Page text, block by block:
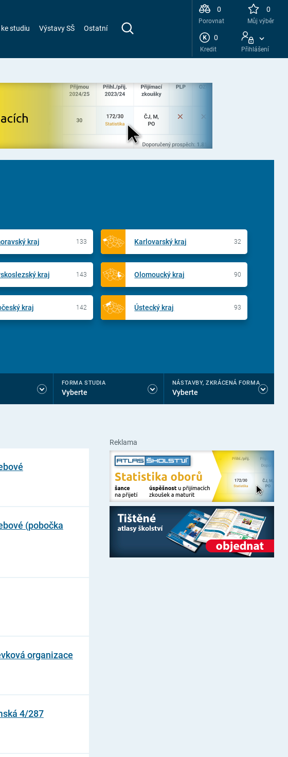
studiu Výstavy SŠ Ostatní
0
Porovnat
0
Můj výběr
0
Kredit Přihlášení
kraj 133 Karlovarský kraj 32
kraj 143 Olomoucký kraj 90
kraj 142 Ústecký kraj 93
FORMA STUDIA
Vyberte
NÁSTAVBY, ZKRÁCENÁ FORMA
Vyberte
(pobočka
organizace
4/287
Reklama